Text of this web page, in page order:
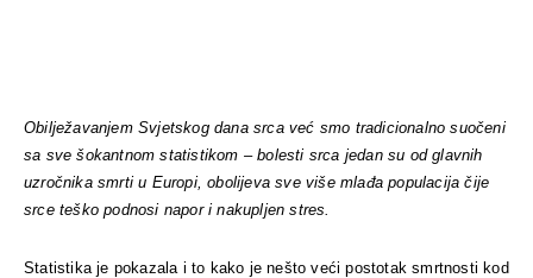
Obilježavanjem Svjetskog dana srca već smo tradicionalno suočeni
sa sve šokantnom statistikom – bolesti srca jedan su od glavnih
uzročnika smrti u Europi, obolijeva sve više mlađa populacija čije
srce teško podnosi napor i nakupljen stres.
Statistika je pokazala i to kako je nešto veći postotak smrtnosti kod